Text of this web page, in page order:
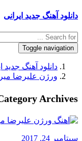
دانلود آهنگ جدید ایرانی
Toggle navigation
دانلود آهنگ جدید
ورژن علیرضا
Archives:
سپتامبر 24, 2017